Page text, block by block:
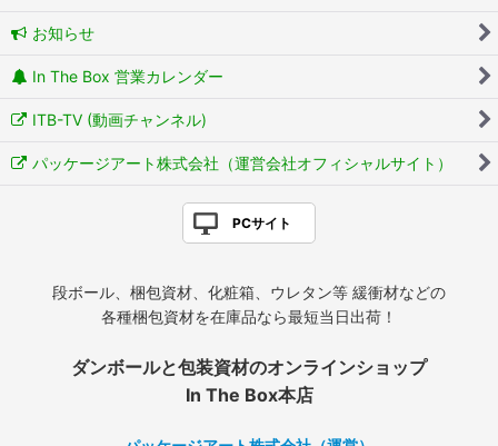
お知らせ
In The Box 営業カレンダー
ITB-TV (動画チャンネル)
パッケージアート株式会社（運営会社オフィシャルサイト）
PCサイト
段ボール、梱包資材、化粧箱、ウレタン等 緩衝材などの
各種梱包資材を在庫品なら最短当日出荷！
ダンボールと包装資材のオンラインショップ
In The Box本店